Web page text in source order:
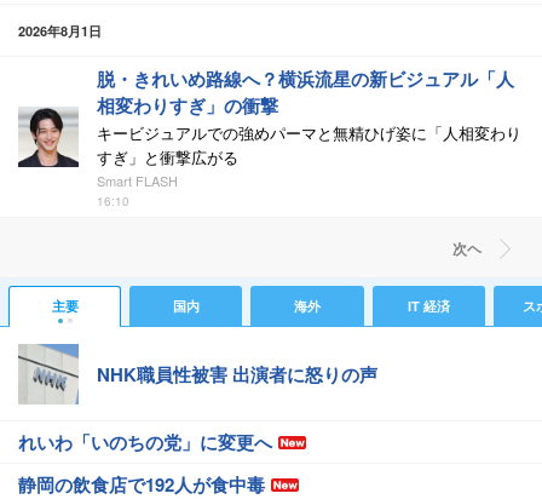
2026年8月1日
脱・きれいめ路線へ？横浜流星の新ビジュアル「人
相変わりすぎ」の衝撃
キービジュアルでの強めパーマと無精ひげ姿に「人相変わり
すぎ」と衝撃広がる
Smart FLASH
16:10
次ヘ
主要 国内 海外 IT 経済 ス
NHK職員性被害 出演者に怒りの声
れいわ「いのちの党」に変更へ
静岡の飲食店で192人が食中毒